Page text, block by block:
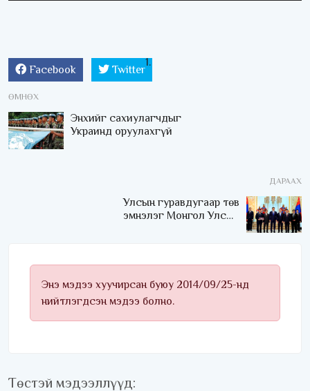
Facebook Twitter
ӨМНӨХ
Энхийг сахиулагчдыг
Украинд оруулахгүй
ДАРААХ
Улсын гуравдугаар төв
эмнэлэг Монгол Улсын
Энэ мэдээ хуучирсан буюу 2014/09/25-нд
нийтлэгдсэн мэдээ болно.
Төстэй мэдээллүүд: